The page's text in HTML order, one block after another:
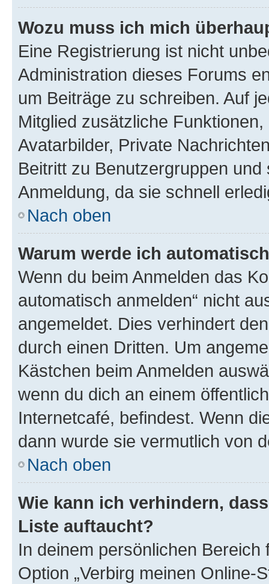
Wozu muss ich mich
Eine Registrierung ist nicht
Administration dieses Forums
um Beiträge zu schreiben. Auf
Mitglied zusätzliche
Avatarbilder, Private
Beitritt zu Benutzergruppen
Anmeldung, da sie schnell
Nach oben
Warum werde ich
Wenn du beim Anmelden das
automatisch anmelden“ nicht
angemeldet. Dies verhindert
durch einen Dritten. Um
Kästchen beim Anmelden
wenn du dich an einem
Internetcafé, befindest. Wenn
dann wurde sie vermutlich von
Nach oben
Wie kann ich verhindern,
Liste auftaucht?
In deinem persönlichen
Option „Verbirg meinen Online-